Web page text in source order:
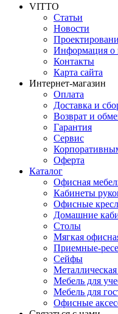
VITTO
Статьи
Новости
Информация о
Контакты
Карта сайта
Интернет-магазин
Оплата
Доставка и
Возврат и
Гарантия
Сервис
Оферта
Каталог
Офисная
Кабинеты
Офисные
Домашние
Столы
Мягкая
Приемные-
Сейфы
Мебель для
Мебель для
Офисные